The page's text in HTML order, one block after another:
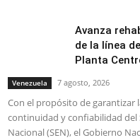
Avanza
de la línea
Planta
Venezuela 7 agosto, 2026
Con el propósito de garantizar
continuidad y confiabilidad del
Nacional (SEN), el Gobierno